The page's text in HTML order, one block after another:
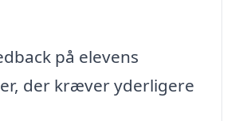
på elevens
der kræver yderligere